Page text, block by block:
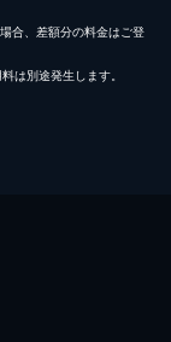
合、差額分の料金はご登
は別途発生します。